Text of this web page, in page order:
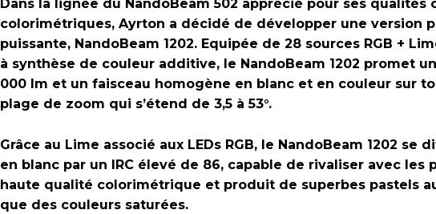
Dans la lignée du NandoBeam 502 apprécié pour ses qualités
colorimétriques, Ayrton a décidé de développer une version
puissante, NandoBeam 1202. Equipée de 28 sources RGB +
à synthèse de couleur additive, le NandoBeam 1202 promet
000 lm et un faisceau homogène en blanc et en couleur sur
plage de zoom qui s’étend de 3,5 à 53°.
Grâce au Lime associé aux LEDs RGB, le NandoBeam 1202 se
en blanc par un IRC élevé de 86, capable de rivaliser avec les
haute qualité colorimétrique et produit de superbes pastels
que des couleurs saturées.